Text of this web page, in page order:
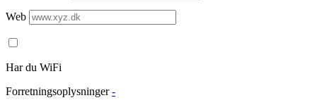
Web
Har du WiFi
Forretningsoplysninger -